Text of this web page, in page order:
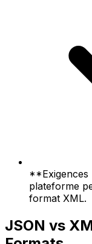
**Exigences
plateforme
format XML.
JSON vs